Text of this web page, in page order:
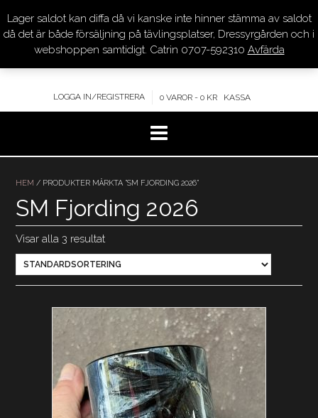
innehåll
DRESSYR.COM
KVALITET – KOMPETENS – SERVICE
LOGGA IN/REGISTRERA 0 VAROR - 0 KR KASSA
HEM / PRODUKTER MÄRKTA ”SM FJORDING 2026”
SM Fjording 2026
Visar alla 3 resultat
Lager saldot kan diffa då vi kanske inte hinner stämma av saldot
då det är både försäljning på tävlingsplatser, Dressyrgården och i
webshoppen samtidigt. Catrin 0707-592310 Avfärda